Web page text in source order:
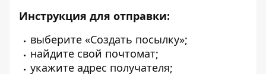
Инструкция для отправки:
выберите «Создать посылку»;
найдите свой почтомат;
укажите адрес получателя;